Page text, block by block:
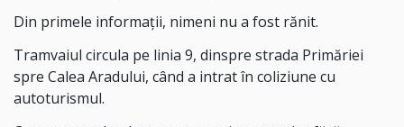
Din primele informații, nimeni nu a fost rănit.
Tramvaiul circula pe linia 9, dinspre strada Primăriei
spre Calea Aradului, când a intrat în coliziune cu
autoturismul.